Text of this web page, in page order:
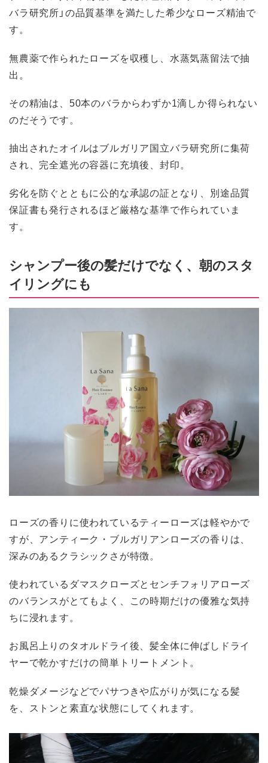
バラ研究所」の品質基準を満たした希少なローズ精油で
す。
無農薬で作られたローズを収穫し、水蒸気蒸留法で抽
出。
その精油は、50本のバラからわずか1滴しか得られない
のだそうです。
抽出されたオイルはブルガリア国立バラ研究所に集荷
され、完全遮光の容器に充填後、封印。
劣化を防ぐとともに公的な承認の証となり、別途品質
保証書も発行されるほど厳格な基準で作られていま
す。
シャンプー後の髪だけでなく、朝のスタ
イリングにも
ローズの香りに使われているティーローズは軽やかで
すが、アンティーク・ブルガリアンローズの香りは、
深みのあるクラシックさが特徴。
使われているダマスクローズとセンチフォリアローズ
のバランスがとてもよく、この時期だけの優雅な気持
ちに浸れます。
お風呂上りのタオルドライ後、髪全体に伸ばしドライ
ヤーで乾かすだけの簡単トリートメント。
乾燥ダメージなどでパサつきや広がりが気になる髪
を、ストンと素直な状態にしてくれます。